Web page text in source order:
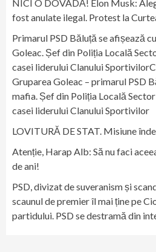
NICI O DOVADĂ! Elon Musk:
fost anulate ilegal. Protest la
Primarul PSD Băluță se afișează
Goleac. Șef din Poliția Locală
casei liderului Clanului
Gruparea Goleac – primarul PSD
mafia. Șef din Poliția Locală
casei liderului Clanului Sportivilor
LOVITURĂ DE STAT. Misiune
Atenție, Harap Alb: Să nu faci
de ani!
PSD, divizat de suveranism și
scaunul de premier îl mai ține pe
partidului. PSD se destramă din